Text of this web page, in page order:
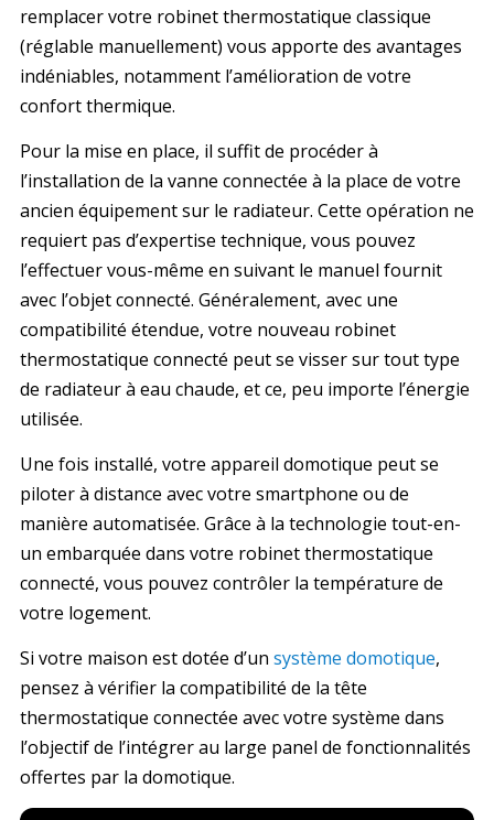
remplacer votre robinet thermostatique classique
(réglable manuellement) vous apporte des avantages
indéniables, notamment l’amélioration de votre
confort thermique.
Pour la mise en place, il suffit de procéder à
l’installation de la vanne connectée à la place de votre
ancien équipement sur le radiateur. Cette opération ne
requiert pas d’expertise technique, vous pouvez
l’effectuer vous-même en suivant le manuel fournit
avec l’objet connecté. Généralement, avec une
compatibilité étendue, votre nouveau robinet
thermostatique connecté peut se visser sur tout type
de radiateur à eau chaude, et ce, peu importe l’énergie
utilisée.
Une fois installé, votre appareil domotique peut se
piloter à distance avec votre smartphone ou de
manière automatisée. Grâce à la technologie tout-en-
un embarquée dans votre robinet thermostatique
connecté, vous pouvez contrôler la température de
votre logement.
Si votre maison est dotée d’un système domotique,
pensez à vérifier la compatibilité de la tête
thermostatique connectée avec votre système dans
l’objectif de l’intégrer au large panel de fonctionnalités
offertes par la domotique.